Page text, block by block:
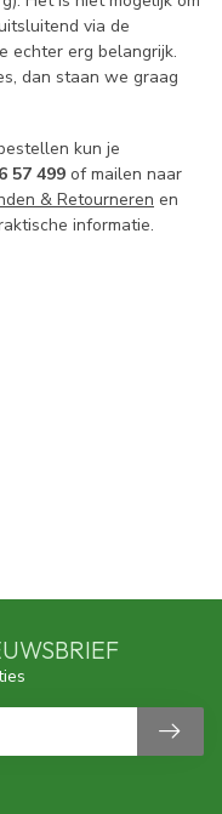
via de
echter erg belangrijk.
dan staan we graag
kun je
57 499 of mailen naar
& Retourneren en
informatie.